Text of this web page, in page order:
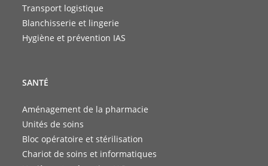
Transport logistique
Blanchisserie et lingerie
Hygiène et prévention IAS
SANTÉ
Aménagement de la pharmacie
Unités de soins
Bloc opératoire et stérilisation
Chariot de soins et informatiques